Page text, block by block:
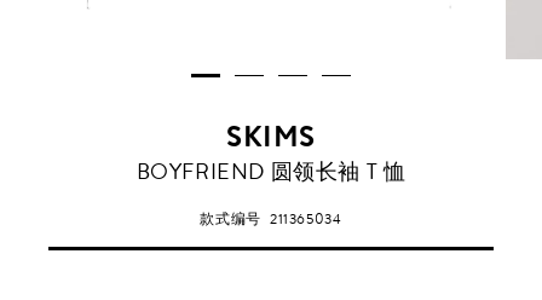
SKIMS
黑
BOYFRIEND 圆领长袖 T 恤
款式编号211365034